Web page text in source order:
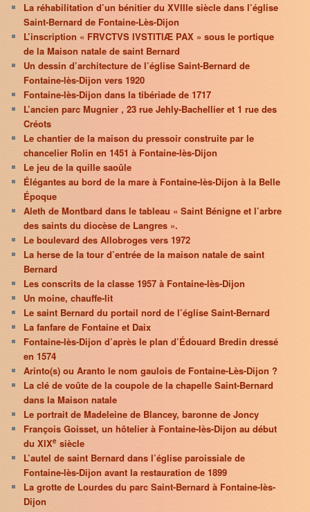
La réhabilitation d’un bénitier du XVIIIe siècle dans l’église
Saint-Bernard de Fontaine-Lès-Dijon
L’inscription « FRVCTVS IVSTITIÆ PAX » sous le portique
de la Maison natale de saint Bernard
Un dessin d’architecture de l’église Saint-Bernard de
Fontaine-lès-Dijon vers 1920
Fontaine-lès-Dijon dans la tibériade de 1717
L’ancien parc Mugnier , 23 rue Jehly-Bachellier et 1 rue des
Créots
Le chantier de la maison du pressoir construite par le
chancelier Rolin en 1451 à Fontaine-lès-Dijon
Le jeu de la quille saoûle
Élégantes au bord de la mare à Fontaine-lès-Dijon à la Belle
Époque
Aleth de Montbard dans le tableau « Saint Bénigne et l’arbre
des saints du diocèse de Langres ».
Le boulevard des Allobroges vers 1972
La herse de la tour d’entrée de la maison natale de saint
Bernard
Les conscrits de la classe 1957 à Fontaine-lès-Dijon
Un moine, chauffe-lit
Le saint Bernard du portail nord de l’église Saint-Bernard
La fanfare de Fontaine et Daix
Fontaine-lès-Dijon d’après le plan d’Édouard Bredin dressé
en 1574
Arinto(s) ou Aranto le nom gaulois de Fontaine-Lès-Dijon ?
La clé de voûte de la coupole de la chapelle Saint-Bernard
dans la Maison natale
Le portrait de Madeleine de Blancey, baronne de Joncy
François Goisset, un hôtelier à Fontaine-lès-Dijon au début
du XIXe siècle
L’autel de saint Bernard dans l’église paroissiale de
Fontaine-lès-Dijon avant la restauration de 1899
La grotte de Lourdes du parc Saint-Bernard à Fontaine-lès-
Dijon